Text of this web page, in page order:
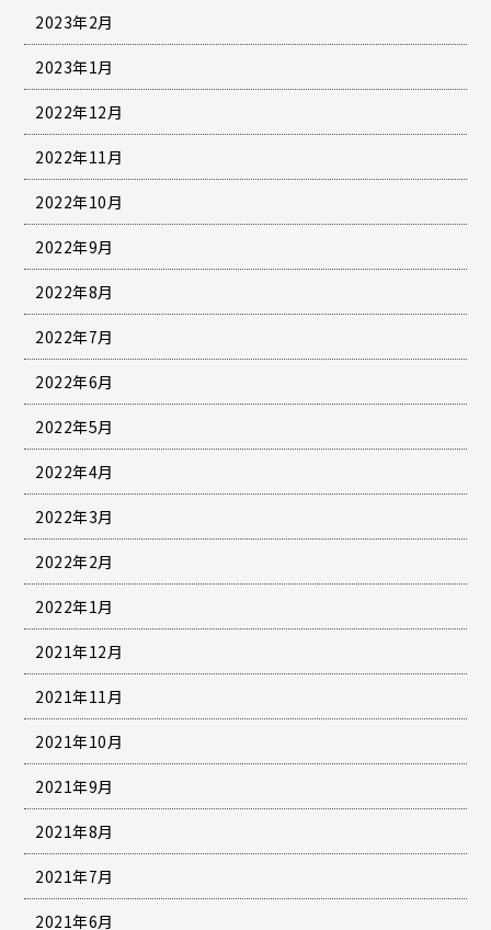
2023年2月
2023年1月
2022年12月
2022年11月
2022年10月
2022年9月
2022年8月
2022年7月
2022年6月
2022年5月
2022年4月
2022年3月
2022年2月
2022年1月
2021年12月
2021年11月
2021年10月
2021年9月
2021年8月
2021年7月
2021年6月